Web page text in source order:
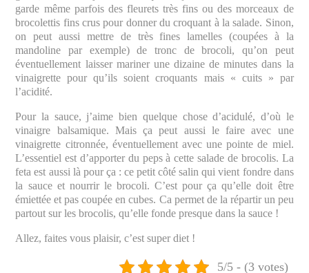
garde même parfois des fleurets très fins ou des morceaux de
brocolettis fins crus pour donner du croquant à la salade. Sinon,
on peut aussi mettre de très fines lamelles (coupées à la
mandoline par exemple) de tronc de brocoli, qu’on peut
éventuellement laisser mariner une dizaine de minutes dans la
vinaigrette pour qu’ils soient croquants mais « cuits » par
l’acidité.
Pour la sauce, j’aime bien quelque chose d’acidulé, d’où le
vinaigre balsamique. Mais ça peut aussi le faire avec une
vinaigrette citronnée, éventuellement avec une pointe de miel.
L’essentiel est d’apporter du peps à cette salade de brocolis. La
feta est aussi là pour ça : ce petit côté salin qui vient fondre dans
la sauce et nourrir le brocoli. C’est pour ça qu’elle doit être
émiettée et pas coupée en cubes. Ca permet de la répartir un peu
partout sur les brocolis, qu’elle fonde presque dans la sauce !
Allez, faites vous plaisir, c’est super diet !
5/5 - (3 votes)